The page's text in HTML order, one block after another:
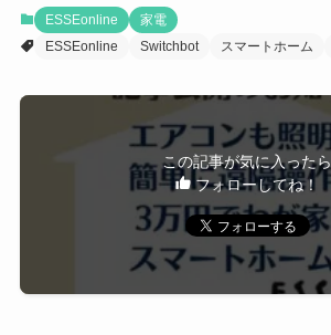
ESSEonline
家電
ESSEonline
Switchbot スマートホーム
この記事が気に入ったら
フォローしてね！